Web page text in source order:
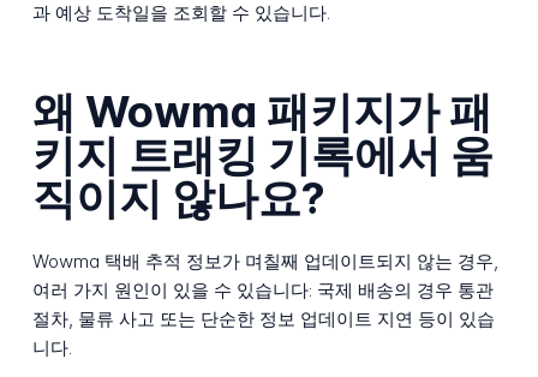
과 예상 도착일을 조회할 수 있습니다.
왜 Wowma 패키지가 패
키지 트래킹 기록에서 움
직이지 않나요?
Wowma 택배 추적 정보가 며칠째 업데이트되지 않는 경우,
여러 가지 원인이 있을 수 있습니다: 국제 배송의 경우 통관
절차, 물류 사고 또는 단순한 정보 업데이트 지연 등이 있습
니다.